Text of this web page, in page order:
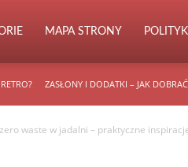
MAPA STRONY
ZASŁONY I DODATKI – JAK
waste w jadalni – praktyczne